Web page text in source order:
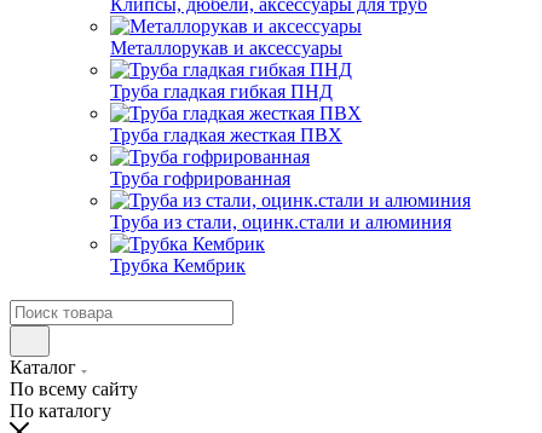
Клипсы, дюбели, аксессуары для труб
Металлорукав и аксессуары
Труба гладкая гибкая ПНД
Труба гладкая жесткая ПВХ
Труба гофрированная
Труба из стали, оцинк.стали и алюминия
Трубка Кембрик
Каталог
По всему сайту
По каталогу